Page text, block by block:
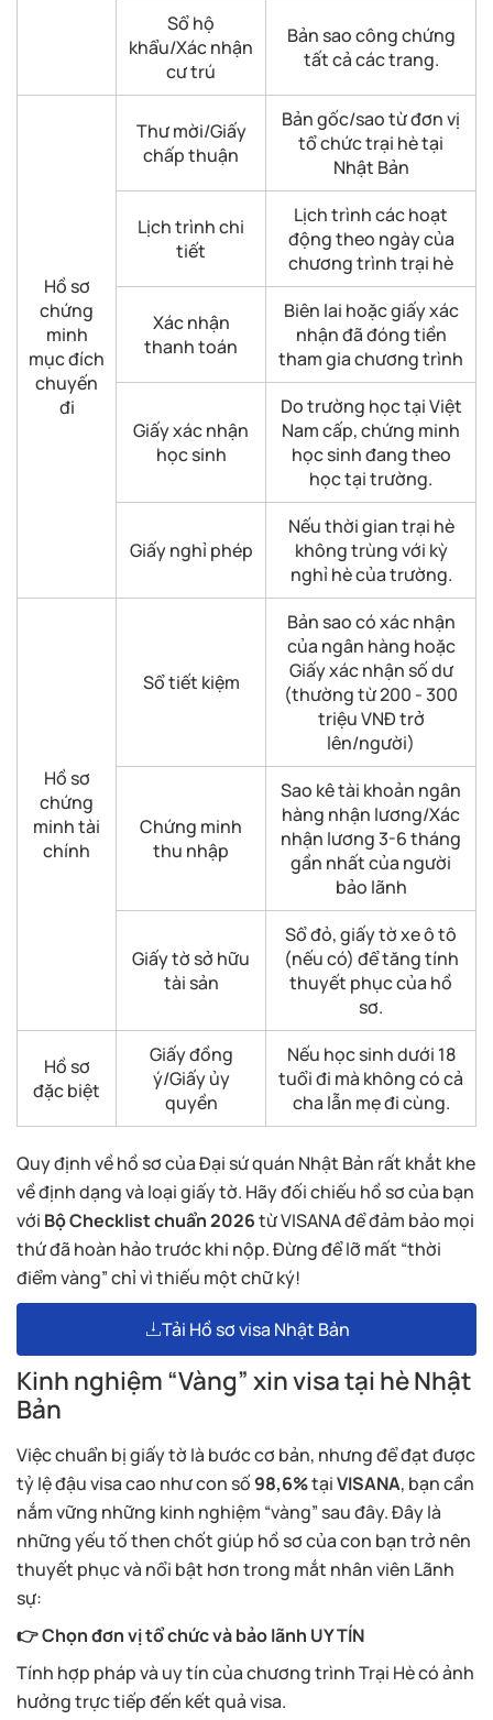
Sổ hộ
khẩu/Xác nhận
cư trú
Bản sao công chứng
tất cả các trang.
Hồ sơ
chứng
minh
mục đích
chuyến
đi
Thư mời/Giấy
chấp thuận
Bản gốc/sao từ đơn vị
tổ chức trại hè tại
Nhật Bản
Lịch trình chi
tiết
Lịch trình các hoạt
động theo ngày của
chương trình trại hè
Xác nhận
thanh toán
Biên lai hoặc giấy xác
nhận đã đóng tiền
tham gia chương trình
Giấy xác nhận
học sinh
Do trường học tại Việt
Nam cấp, chứng minh
học sinh đang theo
học tại trường.
Giấy nghỉ phép
Nếu thời gian trại hè
không trùng với kỳ
nghỉ hè của trường.
Hồ sơ
chứng
minh tài
chính
Sổ tiết kiệm
Bản sao có xác nhận
của ngân hàng hoặc
Giấy xác nhận số dư
(thường từ 200 - 300
triệu VNĐ trở
lên/người)
Chứng minh
thu nhập
Sao kê tài khoản ngân
hàng nhận lương/Xác
nhận lương 3-6 tháng
gần nhất của người
bảo lãnh
Giấy tờ sở hữu
tài sản
Sổ đỏ, giấy tờ xe ô tô
(nếu có) để tăng tính
thuyết phục của hồ
sơ.
Hồ sơ
đặc biệt
Giấy đồng
ý/Giấy ủy
quyền
Nếu học sinh dưới 18
tuổi đi mà không có cả
cha lẫn mẹ đi cùng.
Quy định về hồ sơ của Đại sứ quán Nhật Bản rất khắt khe
về định dạng và loại giấy tờ. Hãy đối chiếu hồ sơ của bạn
với Bộ Checklist chuẩn 2026từ VISANA để đảm bảo mọi
thứ đã hoàn hảo trước khi nộp. Đừng để lỡ mất “thời
điểm vàng” chỉ vì thiếu một chữ ký!
Tải Hồ sơ visa Nhật Bản
Kinh nghiệm “Vàng” xin visa tại hè Nhật
Bản
Việc chuẩn bị giấy tờ là bước cơ bản, nhưng để đạt được
tỷ lệ đậu visa cao như con số 98,6%tạiVISANA, bạn cần
nắm vững những kinh nghiệm “vàng” sau đây. Đây là
những yếu tố then chốt giúp hồ sơ của con bạn trở nên
thuyết phục và nổi bật hơn trong mắt nhân viên Lãnh
sự:
👉 Chọn đơn vị tổ chức và bảo lãnh UY TÍN
Tính hợp pháp và uy tín của chương trình Trại Hè có ảnh
hưởng trực tiếp đến kết quả visa.